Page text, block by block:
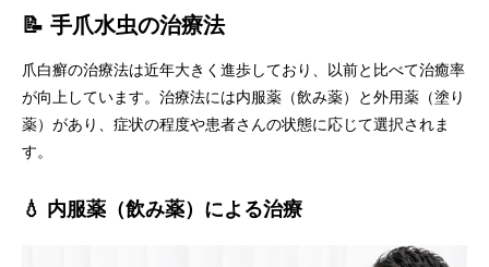
📝 手爪水虫の治療法
爪白癬の治療法は近年大きく進歩しており、以前と比べて治癒率
が向上しています。治療法には内服薬（飲み薬）と外用薬（塗り
薬）があり、症状の程度や患者さんの状態に応じて選択されま
す。
💧 内服薬（飲み薬）による治療